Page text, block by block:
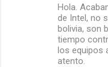
Hola.
de Intel, no
bolivia, son
tiempo
los equipos
atento.